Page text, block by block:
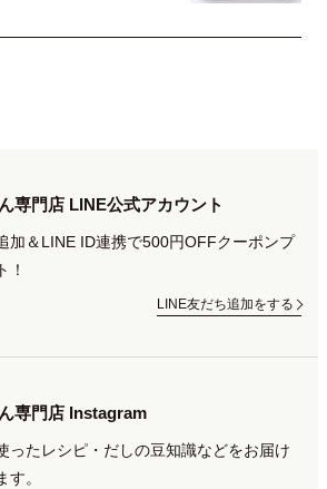
専門店 LINE公式アカウント
加＆LINE ID連携で500円OFFクーポンプ
！
LINE友だち追加をする
専門店 Instagram
ったレシピ・だしの豆知識などをお届け
す。